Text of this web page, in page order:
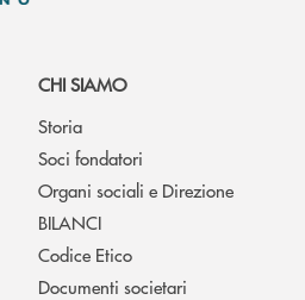
CHI SIAMO
Storia
Soci fondatori
Organi sociali e Direzione
BILANCI
Codice Etico
Documenti societari